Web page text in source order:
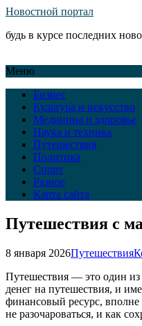
Новостной портал
будь в курсе последних
Меню
Бизнес
Культура и искусство
Медицина и здоровье
Наука и техника
Путешествия
Политика
Спорт
Разное
Карта сайта
Путешествия с
8 января 2026Путешествия
Путешествия — это один из
денег на путешествия, и
финансовый ресурс, вполне
не разочароваться, и как